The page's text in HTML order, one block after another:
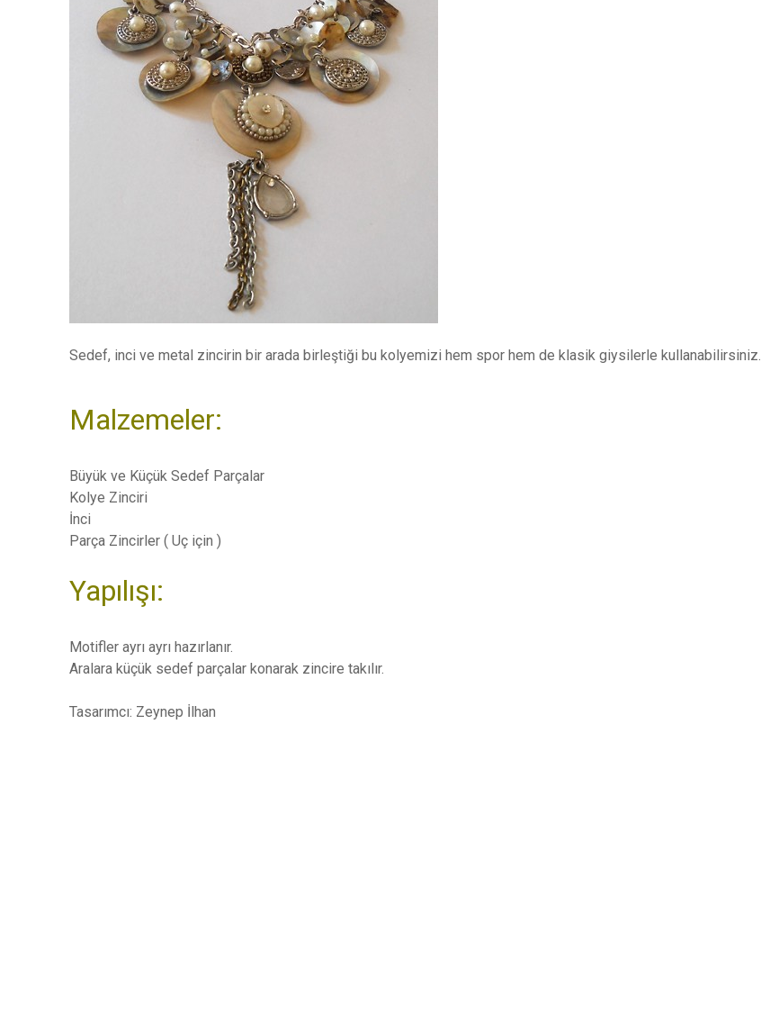
Sedef, inci ve metal zincirin bir arada birleştiği bu kolyemizi hem spor hem de klasik giysilerle kullanabilirsiniz.
Malzemeler:
Büyük ve Küçük Sedef Parçalar
Kolye Zinciri
İnci
Parça Zincirler ( Uç için )
Yapılışı:
Motifler ayrı ayrı hazırlanır.
Aralara küçük sedef parçalar konarak zincire takılır.
Tasarımcı: Zeynep İlhan